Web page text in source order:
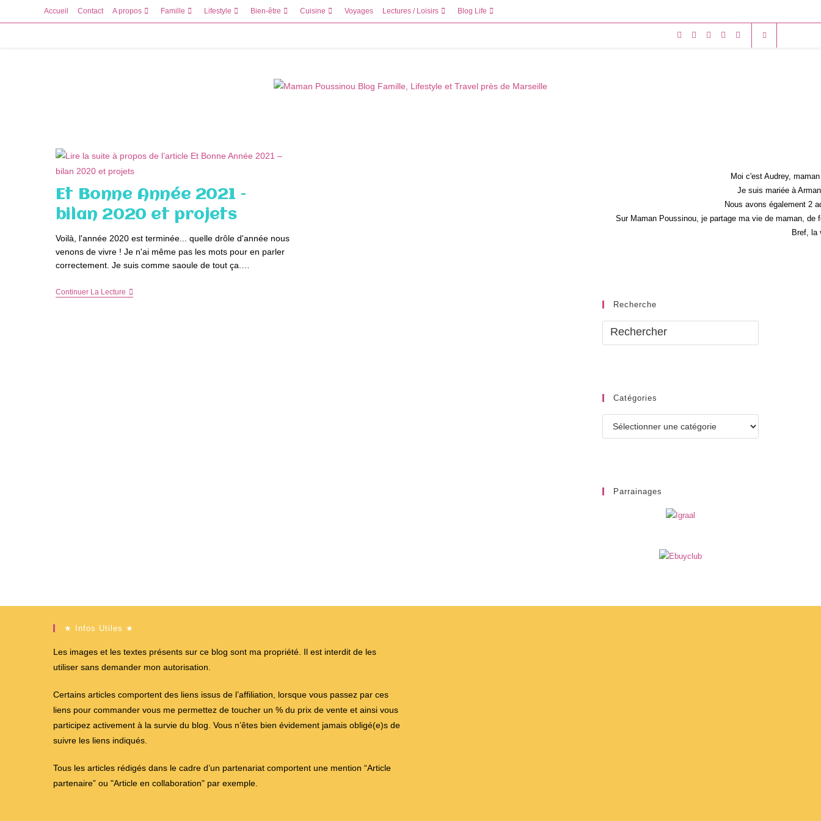
to
Accueil Contact A propos Famille Lifestyle Bien-être Cuisine Voyages Lectures / Loisirs Blog Life
Et Bonne Année 2021 –
bilan 2020 et projets
Voilà, l'année 2020 est terminée... quelle drôle d'année nous
venons de vivre ! Je n'ai même pas les mots pour en parler
correctement. Je suis comme saoule de tout ça.…
Continuer La LectureEt
Moi c'est Audrey,
Je suis mariée à
Nous avons également 2
Sur Maman Poussinou, je partage ma vie de maman,
Bref, la
Recherche
Catégories
Parrainages
★ Infos Utiles ★
Les images et les textes présents sur ce blog sont ma propriété. Il est interdit de les
utiliser sans demander mon autorisation.
Certains articles comportent des liens issus de l’affiliation, lorsque vous passez par ces
liens pour commander vous me permettez de toucher un % du prix de vente et ainsi vous
participez activement à la survie du blog. Vous n’êtes bien évidement jamais obligé(e)s de
suivre les liens indiqués.
Tous les articles rédigés dans le cadre d’un partenariat comportent une mention “Article
partenaire” ou "Article en collaboration" par exemple.